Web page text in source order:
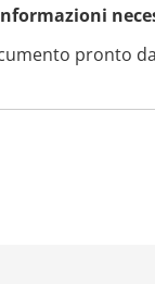
pronto